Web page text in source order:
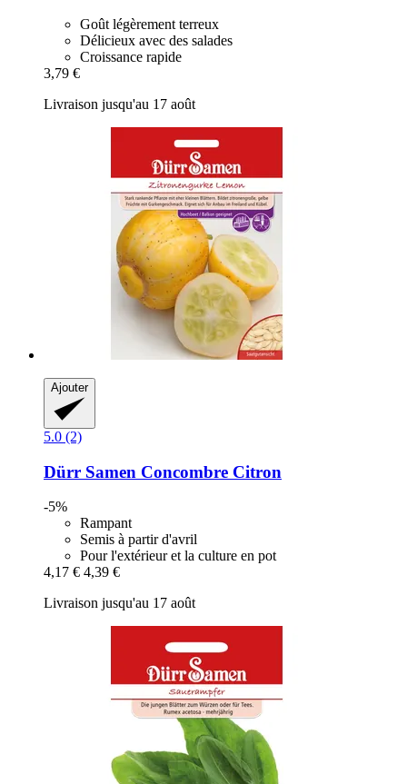
Goût légèrement terreux
Délicieux avec des salades
Croissance rapide
3,79 €
Livraison jusqu'au 17 août
Ajouter
5.0 (2)
Dürr Samen Concombre Citron
-5%
Rampant
Semis à partir d'avril
Pour l'extérieur et la culture en pot
4,17 € 4,39 €
Livraison jusqu'au 17 août